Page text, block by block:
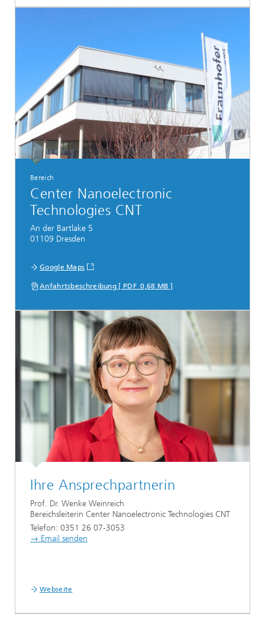
Bereich
Center Nanoelectronic
Technologies CNT
An der Bartlake 5
01109 Dresden
Google Maps
Anfahrtsbeschreibung [ PDF 0,68 MB ]
Ihre Ansprechpartnerin
Prof. Dr. Wenke Weinreich
Bereichsleiterin Center Nanoelectronic Technologies CNT
Telefon: 0351 26 07-3053
→ Email senden
Webseite